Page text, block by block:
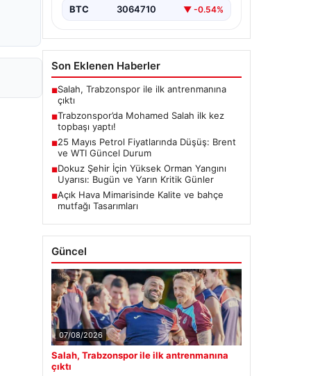
BTC 3064710 ▼ -0.54%
Son Eklenen Haberler
■Salah, Trabzonspor ile ilk antrenmanına
çıktı
■Trabzonspor’da Mohamed Salah ilk kez
topbaşı yaptı!
■25 Mayıs Petrol Fiyatlarında Düşüş: Brent
ve WTI Güncel Durum
■Dokuz Şehir İçin Yüksek Orman Yangını
Uyarısı: Bugün ve Yarın Kritik Günler
■Açık Hava Mimarisinde Kalite ve bahçe
mutfağı Tasarımları
Güncel
07/08/2026
Salah, Trabzonspor ile ilk antrenmanına
çıktı